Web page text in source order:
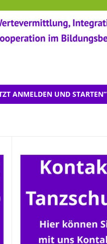
ANMELDEN UND STARTEN“